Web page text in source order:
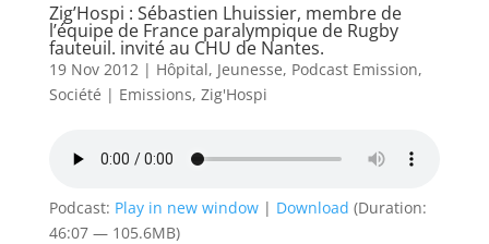
Zig’Hospi : Sébastien Lhuissier, membre de
l’équipe de France paralympique de Rugby
fauteuil. invité au CHU de Nantes.
19 Nov 2012| Hôpital, Jeunesse, Podcast Emission,
Société | Emissions, Zig'Hospi
Podcast: Play in new window| Download (Duration:
46:07 — 105.6MB)